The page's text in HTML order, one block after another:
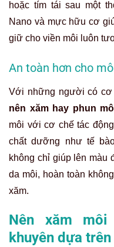
hoặc tím tái sau một
Nano và mực hữu cơ
giữ cho viền môi luôn
An toàn hơn cho
Với những người có cơ
nên xăm hay phun
môi với cơ chế tác
chất dưỡng như tế
không chỉ giúp lên màu
da môi, hoàn toàn
xăm.
Nên xăm
khuyên dựa